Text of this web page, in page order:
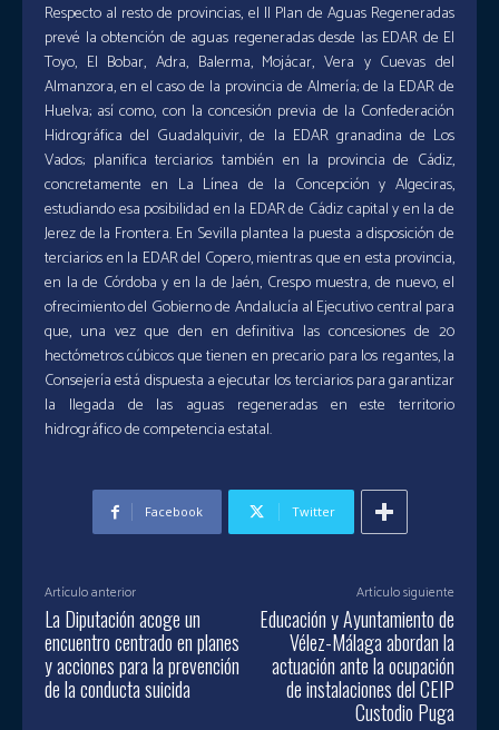
Respecto al resto de provincias, el II Plan de Aguas Regeneradas
prevé la obtención de aguas regeneradas desde las EDAR de El
Toyo, El Bobar, Adra, Balerma, Mojácar, Vera y Cuevas del
Almanzora, en el caso de la provincia de Almería; de la EDAR de
Huelva; así como, con la concesión previa de la Confederación
Hidrográfica del Guadalquivir, de la EDAR granadina de Los
Vados; planifica terciarios también en la provincia de Cádiz,
concretamente en La Línea de la Concepción y Algeciras,
estudiando esa posibilidad en la EDAR de Cádiz capital y en la de
Jerez de la Frontera. En Sevilla plantea la puesta a disposición de
terciarios en la EDAR del Copero, mientras que en esta provincia,
en la de Córdoba y en la de Jaén, Crespo muestra, de nuevo, el
ofrecimiento del Gobierno de Andalucía al Ejecutivo central para
que, una vez que den en definitiva las concesiones de 20
hectómetros cúbicos que tienen en precario para los regantes, la
Consejería está dispuesta a ejecutar los terciarios para garantizar
la llegada de las aguas regeneradas en este territorio
hidrográfico de competencia estatal.
Facebook Twitter
Artículo anterior
La Diputación acoge un
encuentro centrado en planes
y acciones para la prevención
de la conducta suicida
Artículo siguiente
Educación y Ayuntamiento de
Vélez-Málaga abordan la
actuación ante la ocupación
de instalaciones del CEIP
Custodio Puga